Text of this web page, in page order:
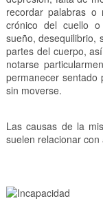
recordar palabras o
crónico del cuello
sueño, desequilibrio,
partes del cuerpo,
notarse
permanecer
sin moverse.
Las causas de la
suelen relacionar